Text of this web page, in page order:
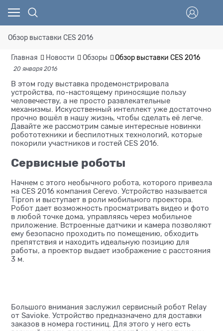
Обзор выставки CES 2016
Главная Новости Обзоры Обзор выставки CES 2016
20 января 2016
В этом году выставка продемонстрировала
устройства, по-настоящему приносящие пользу
человечеству, а не просто развлекательные
механизмы. Искусственный интеллект уже достаточно
прочно вошёл в нашу жизнь, чтобы сделать её легче.
Давайте же рассмотрим самые интересные новинки
робототехники и беспилотных технологий, которые
покорили участников и гостей CES 2016.
Сервисные роботы
Начнем с этого необычного робота, которого привезла
на CES 2016 компания Cerevo. Устройство называется
Tipron и выступает в роли мобильного проектора.
Робот дает возможность просматривать видео и фото
в любой точке дома, управляясь через мобильное
приложение. Встроенные датчики и камера позволяют
ему безопасно проходить по помещению, обходить
препятствия и находить идеальную позицию для
работы, а проектор выдает изображение с расстояния
3 м.
Большого внимания заслужил сервисный робот Relay
от Savioke. Устройство предназначено для доставки
заказов в номера гостиниц. Для этого у него есть